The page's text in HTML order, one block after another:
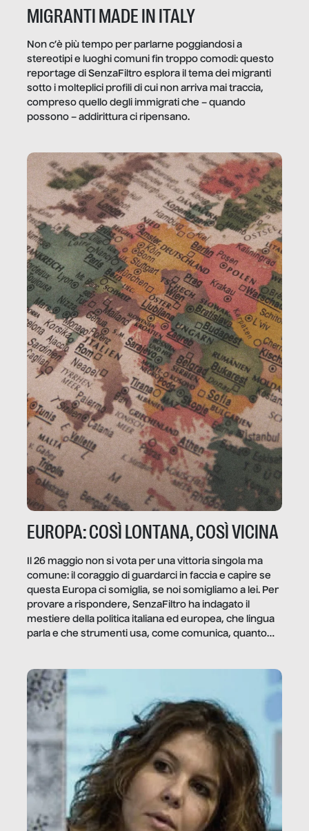
MIGRANTI MADE IN ITALY
Non c’è più tempo per parlarne poggiandosi a
stereotipi e luoghi comuni fin troppo comodi: questo
reportage di SenzaFiltro esplora il tema dei migranti
sotto i molteplici profili di cui non arriva mai traccia,
compreso quello degli immigrati che – quando
possono – addirittura ci ripensano.
EUROPA: COSÌ LONTANA, COSÌ VICINA
Il 26 maggio non si vota per una vittoria singola ma
comune: il coraggio di guardarci in faccia e capire se
questa Europa ci somiglia, se noi somigliamo a lei. Per
provare a rispondere, SenzaFiltro ha indagato il
mestiere della politica italiana ed europea, che lingua
parla e che strumenti usa, come comunica, quanto